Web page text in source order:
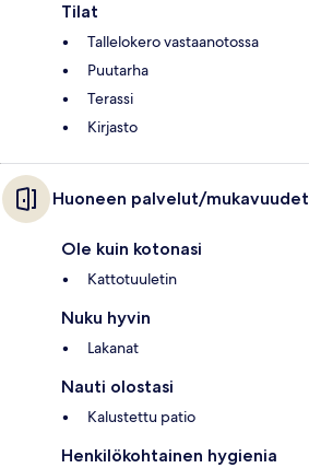
Tilat
Tallelokero vastaanotossa
Puutarha
Terassi
Kirjasto
Huoneen palvelut/mukavuudet
Ole kuin kotonasi
Kattotuuletin
Nuku hyvin
Lakanat
Nauti olostasi
Kalustettu patio
Henkilökohtainen hygienia